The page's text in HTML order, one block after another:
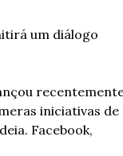
um diálogo
iniciativas de
Facebook,